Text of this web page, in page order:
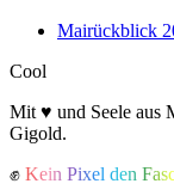
Mairückblick
Cool
Mit ♥ und Seele aus
Gigold.
✊ Kein Pixel den